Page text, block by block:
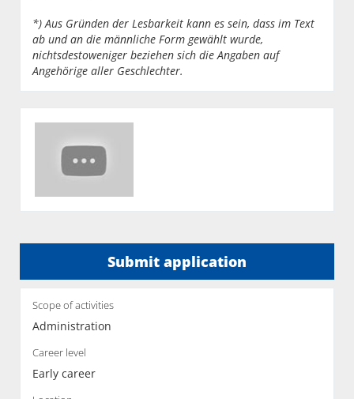
*) Aus Gründen der Lesbarkeit kann es sein, dass im Text
ab und an die männliche Form gewählt wurde,
nichtsdestoweniger beziehen sich die Angaben auf
Angehörige aller Geschlechter.
Submit application
Scope of activities
Administration
Career level
Early career